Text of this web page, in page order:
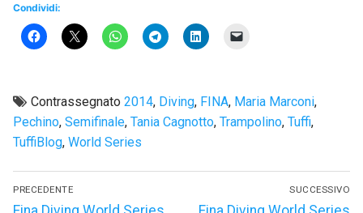
Condividi:
Contrassegnato 2014, Diving, FINA, Maria Marconi,
Pechino, Semifinale, Tania Cagnotto, Trampolino, Tuffi,
TuffiBlog, World Series
Navigazione
articoli
PRECEDENTE
Articolo
SUCCESSIVO
Articolo